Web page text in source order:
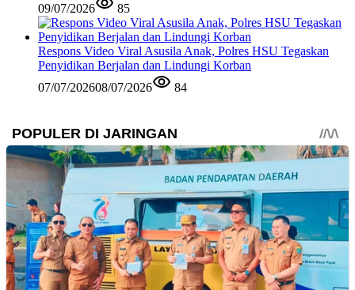
09/07/2026
85
Respons Video Viral Asusila Anak, Polres HSU Tegaskan
Penyidikan Berjalan dan Lindungi Korban
07/07/202608/07/2026 84